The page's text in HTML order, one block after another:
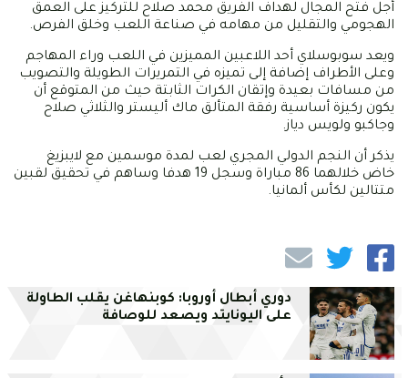
أجل فتح المجال لهداف الفريق محمد صلاح للتركيز على العمق
الهجومي والتقليل من مهامه في صناعة اللعب وخلق الفرص.
ويعد سوبوسلاي أحد اللاعبين المميزين في اللعب وراء المهاجم
وعلى الأطراف إضافة إلى تميزه في التمريرات الطويلة والتصويب
من مسافات بعيدة وإتقان الكرات الثابتة حيث من المتوقع أن
يكون ركيزة أساسية رفقة المتألق ماك أليستر والثلاثي صلاح
وجاكبو ولويس دياز.
يذكر أن النجم الدولي المجري لعب لمدة موسمين مع لايبزيغ
خاض خلالهما 86 مباراة وسجل 19 هدفا وساهم في تحقيق لقبين
متتالين لكأس ألمانيا.
دوري أبطال أوروبا: كوبنهاغن يقلب الطاولة
على اليونايتد ويصعد للوصافة